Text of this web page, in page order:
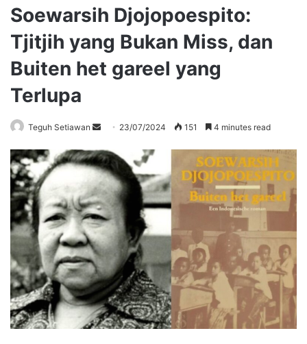
Soewarsih Djojopoespito:
Tjitjih yang Bukan Miss, dan
Buiten het gareel yang
Terlupa
Teguh Setiawan
Send
email
23/07/2024 151 4 minutes read